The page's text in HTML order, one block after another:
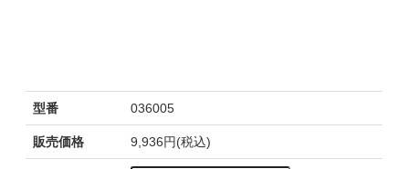
型番 036005
販売価格 9,936円(税込)